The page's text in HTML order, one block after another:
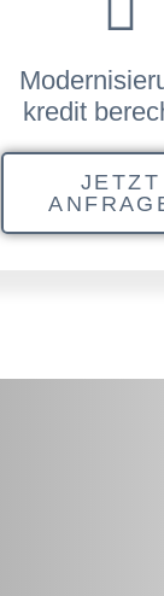
kredit
JETZT